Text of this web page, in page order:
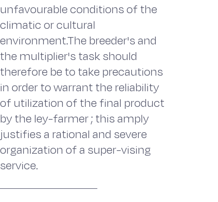
unfavourable conditions of the
climatic or cultural
environment.The breeder's and
the multiplier's task should
therefore be to take precautions
in order to warrant the reliability
of utilization of the final product
by the ley-farmer ; this amply
justifies a rational and severe
organization of a super-vising
service.